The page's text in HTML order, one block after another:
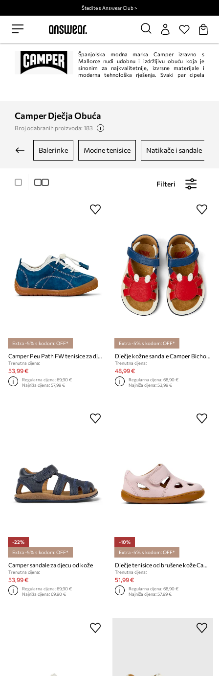
Štedite s Answear Club >
Španjolska modna marka Camper izravno s
Mallorce nudi udobnu i izdržljivu obuću koja je
sinonim za najkvalitetnije, izvrsne materijale i
moderna tehnološka rješenja. Svaki par cipela
Camper Dječja Obuća
Broj odabranih proizvoda: 183
balerinke modne tenisice natikače i sandale
Filteri
Extra -5% s kodom: OFF*
Camper Peu Path FW tenisice za djecu od kože
Trenutna cijena:
53,99 €
Regularna cijena:69,90 €
Najniža cijena:57,99 €
Extra -5% s kodom: OFF*
Dječje kožne sandale Camper Bicho Kids TWS FW
Trenutna cijena:
48,99 €
Regularna cijena:68,90 €
Najniža cijena:53,99 €
-22%
Extra -5% s kodom: OFF*
Camper sandale za djecu od kože
Trenutna cijena:
53,99 €
Regularna cijena:69,90 €
Najniža cijena:69,90 €
-10%
Extra -5% s kodom: OFF*
Dječje tenisice od brušene kože Camper Peu Cami FW
Trenutna cijena:
51,99 €
Regularna cijena:68,90 €
Najniža cijena:57,99 €